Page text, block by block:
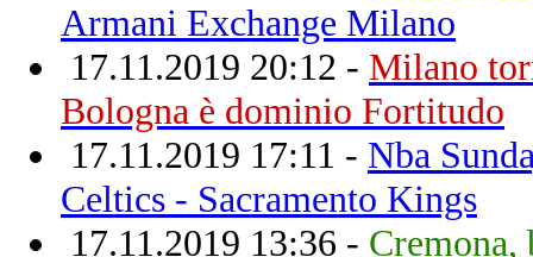
Armani Exchange Milano
17.11.2019 20:12 - Milano
Bologna è dominio Fortitudo
17.11.2019 17:11 - Nba
Celtics - Sacramento Kings
17.11.2019 13:36 - Cremona,